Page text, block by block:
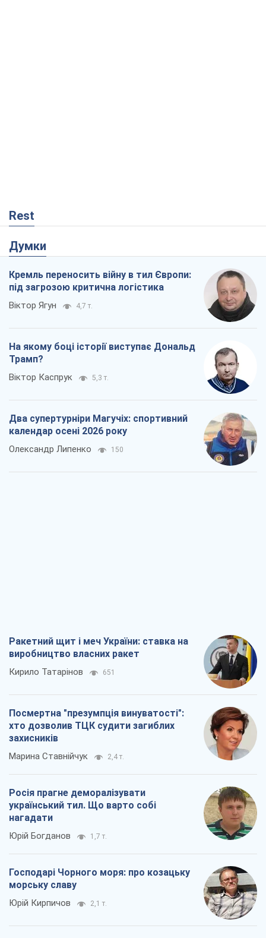
Rest
Думки
Кремль переносить війну в тил Європи:
під загрозою критична логістика
Віктор Ягун 4,7 т.
На якому боці історії виступає Дональд
Трамп?
Віктор Каспрук 5,3 т.
Два супертурніри Магучіх: спортивний
календар осені 2026 року
Олександр Липенко 150
Ракетний щит і меч України: ставка на
виробництво власних ракет
Кирило Татарінов 651
Посмертна "презумпція винуватості":
хто дозволив ТЦК судити загиблих
захисників
Марина Ставнійчук 2,4 т.
Росія прагне деморалізувати
український тил. Що варто собі
нагадати
Юрій Богданов 1,7 т.
Господарі Чорного моря: про козацьку
морську славу
Юрій Кирпичов 2,1 т.